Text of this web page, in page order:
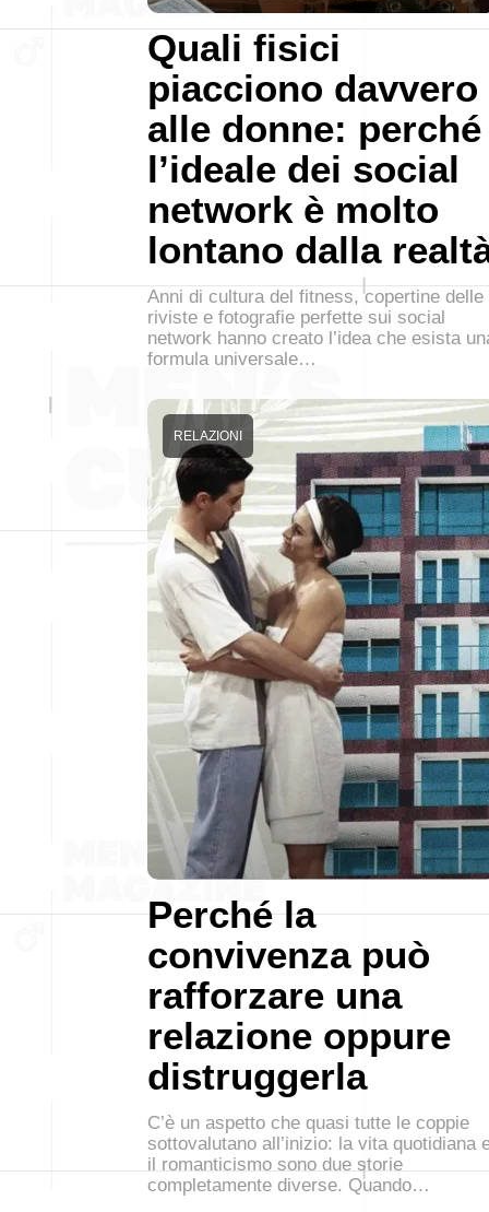
Quali fisici
piacciono davvero
alle donne: perché
l’ideale dei social
network è molto
lontano dalla
Anni di cultura del fitness, copertine delle
riviste e fotografie perfette sui social
network hanno creato l’idea che esista
formula universale…
Perché la
convivenza può
rafforzare una
relazione oppure
distruggerla
RELAZIONI
C’è un aspetto che quasi tutte le coppie
sottovalutano all’inizio: la vita quotidiana
il romanticismo sono due storie
completamente diverse. Quando…